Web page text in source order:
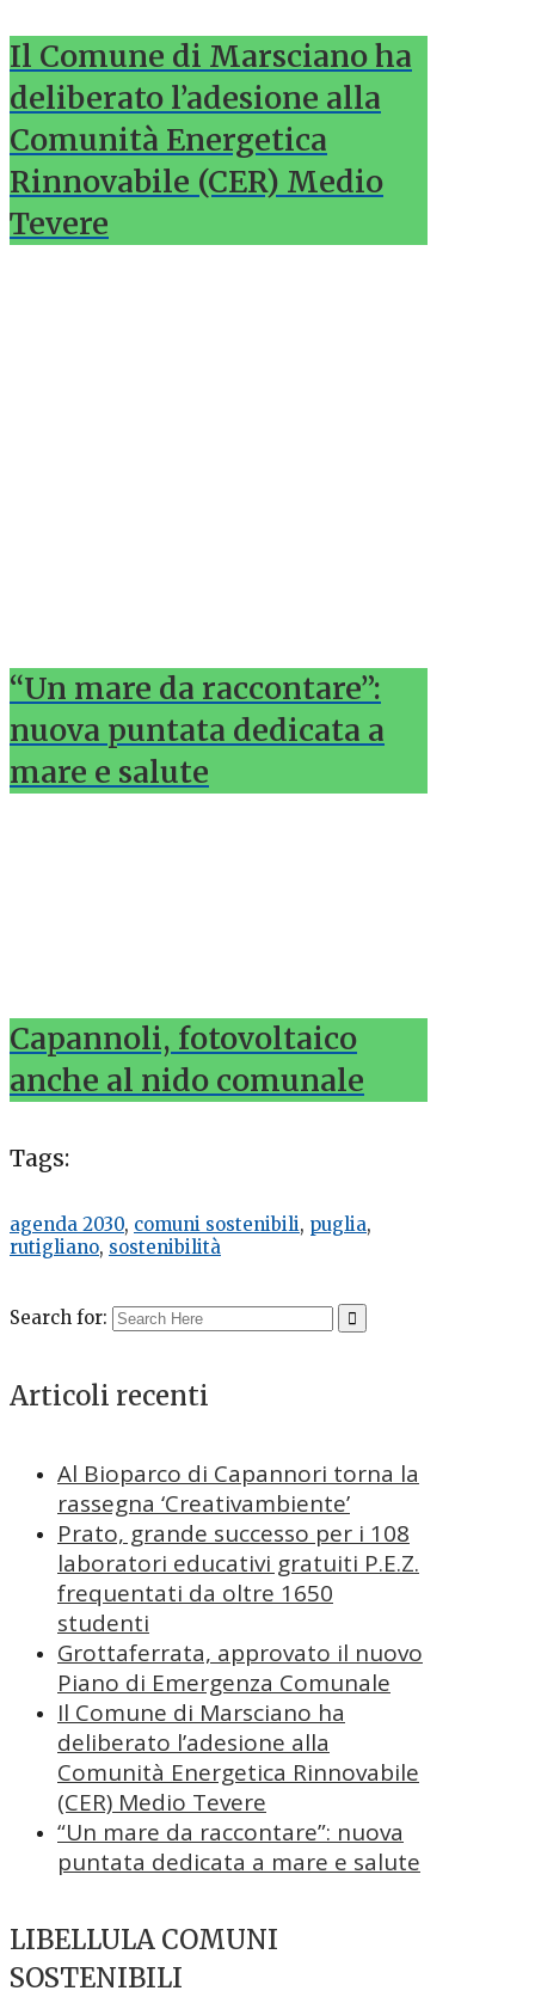
Il Comune di Marsciano ha
deliberato l’adesione alla
Comunità Energetica
Rinnovabile (CER) Medio
Tevere
“Un mare da raccontare”:
nuova puntata dedicata a
mare e salute
Capannoli, fotovoltaico
anche al nido comunale
Tags:
agenda 2030, comuni sostenibili, puglia,
rutigliano, sostenibilità
Search for:
Articoli recenti
Al Bioparco di Capannori torna la
rassegna ‘Creativambiente’
Prato, grande successo per i 108
laboratori educativi gratuiti P.E.Z.
frequentati da oltre 1650
studenti
Grottaferrata, approvato il nuovo
Piano di Emergenza Comunale
Il Comune di Marsciano ha
deliberato l’adesione alla
Comunità Energetica Rinnovabile
(CER) Medio Tevere
“Un mare da raccontare”: nuova
puntata dedicata a mare e salute
LIBELLULA COMUNI
SOSTENIBILI